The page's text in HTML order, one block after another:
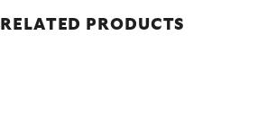
RELATED PRODUCTS